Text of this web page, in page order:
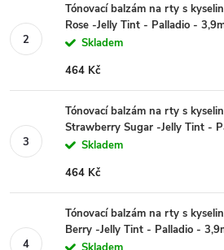
Tónovací balzám na rty s
Rose -Jelly Tint - Palladio -
Skladem
464 Kč
Tónovací balzám na rty s
Strawberry Sugar -Jelly Tint -
Skladem
464 Kč
Tónovací balzám na rty s
Berry -Jelly Tint - Palladio -